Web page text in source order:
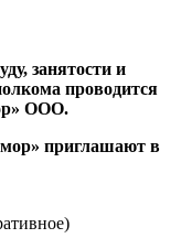
занятости и
проводится
ООО.